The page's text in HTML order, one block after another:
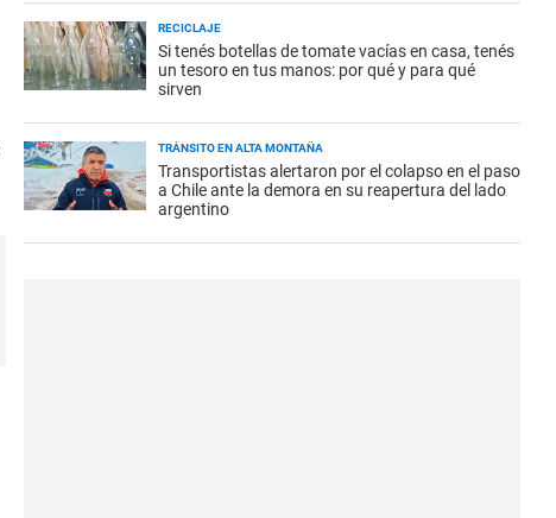
RECICLAJE
Si tenés botellas de tomate vacías en casa, tenés
un tesoro en tus manos: por qué y para qué
sirven
TRÁNSITO EN ALTA MONTAÑA
Transportistas alertaron por el colapso en el paso
a Chile ante la demora en su reapertura del lado
argentino